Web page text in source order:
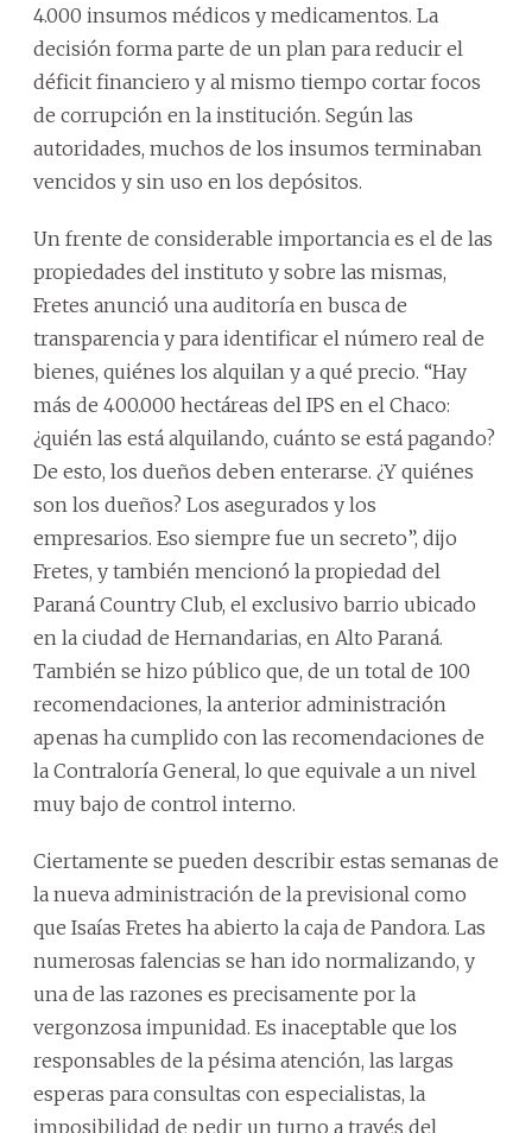
4.000 insumos médicos y medicamentos. La
decisión forma parte de un plan para reducir el
déficit financiero y al mismo tiempo cortar focos
de corrupción en la institución. Según las
autoridades, muchos de los insumos terminaban
vencidos y sin uso en los depósitos.
Un frente de considerable importancia es el de las
propiedades del instituto y sobre las mismas,
Fretes anunció una auditoría en busca de
transparencia y para identificar el número real de
bienes, quiénes los alquilan y a qué precio. “Hay
más de 400.000 hectáreas del IPS en el Chaco:
¿quién las está alquilando, cuánto se está pagando?
De esto, los dueños deben enterarse. ¿Y quiénes
son los dueños? Los asegurados y los
empresarios. Eso siempre fue un secreto”, dijo
Fretes, y también mencionó la propiedad del
Paraná Country Club, el exclusivo barrio ubicado
en la ciudad de Hernandarias, en Alto Paraná.
También se hizo público que, de un total de 100
recomendaciones, la anterior administración
apenas ha cumplido con las recomendaciones de
la Contraloría General, lo que equivale a un nivel
muy bajo de control interno.
Ciertamente se pueden describir estas semanas de
la nueva administración de la previsional como
que Isaías Fretes ha abierto la caja de Pandora. Las
numerosas falencias se han ido normalizando, y
una de las razones es precisamente por la
vergonzosa impunidad. Es inaceptable que los
responsables de la pésima atención, las largas
esperas para consultas con especialistas, la
imposibilidad de pedir un turno a través del